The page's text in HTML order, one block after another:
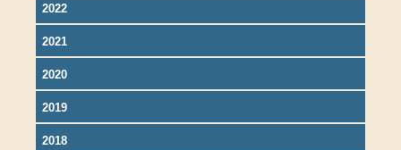
2022
2021
2020
2019
2018